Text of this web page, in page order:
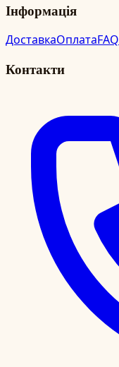
Інформація
ДоставкаОплатаFAQ
Контакти